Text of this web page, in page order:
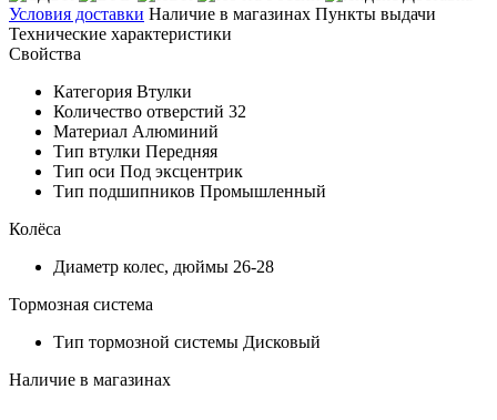
Условия доставки Наличие в магазинах Пункты выдачи
Технические характеристики
Свойства
Категория Втулки
Количество отверстий 32
Материал Алюминий
Тип втулки Передняя
Тип оси Под эксцентрик
Тип подшипников Промышленный
Колёса
Диаметр колес, дюймы 26-28
Тормозная система
Тип тормозной системы Дисковый
Наличие в магазинах